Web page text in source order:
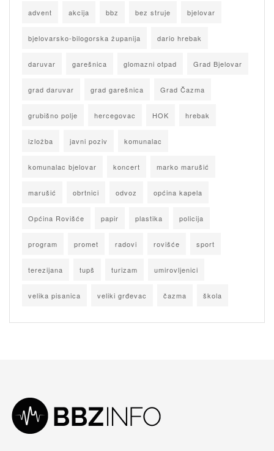
advent akcija bbz bez struje bjelovar
bjelovarsko-bilogorska županija dario hrebak
daruvar garešnica glomazni otpad Grad Bjelovar
grad daruvar grad garešnica Grad Čazma
grubišno polje hercegovac HOK hrebak
izložba javni poziv komunalac
komunalac bjelovar koncert marko marušić
marušić obrtnici odvoz općina kapela
Općina Rovišće papir plastika policija
program promet radovi rovišće sport
terezijana tupš turizam umirovljenici
velika pisanica veliki grđevac čazma škola